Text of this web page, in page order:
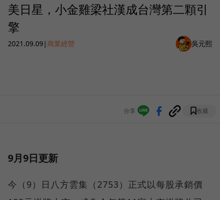
美日星，小金雞梁社漢成台灣第二顆引
擎
2021.09.09|商業經營 吳元熙
分享 收藏
9月9日更新
今（9）日八方雲集（2753）正式以每股承銷價